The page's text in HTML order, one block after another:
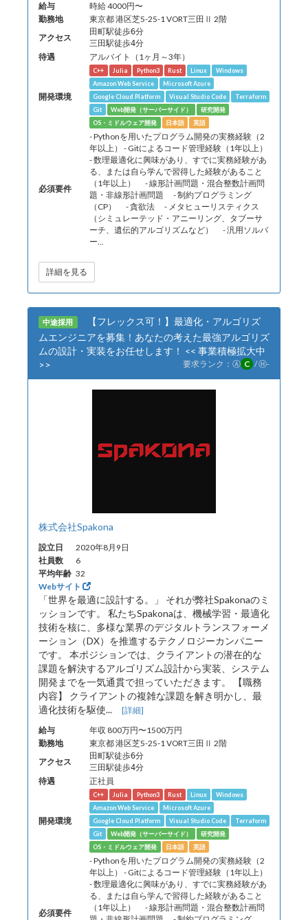
給与
時給 4000円〜
勤務地
東京都 港区芝5-25-1 VORT三田Ⅱ 2階
アクセス
田町駅徒歩6分
三田駅徒歩4分
待遇 アルバイト（1ヶ月～3年）
開発環境
C++ Julia Python3 Rust Linux
Windows
Amazon Web Service
Microsoft Azure
Google Cloud Platform
Visual Studio Code
Terraform
Git
Web開発（サーバーサイド）
研究開発
OS・ミドルウェア開発
日本語 英語
必須要件
- Pythonを用いたプログラム開発の実務経験（2
年以上） - Gitによるコード管理経験（1年以上）
- 数理最適化に興味があり、すでに実務経験があ
る、または自ら学んで習得した経験があること
（1年以上） - 線形計画問題・混合整数計画問
題・非線形計画問題 - 制約プログラミング
（CP） - 貪欲法 - メタヒューリスティクス
（シミュレーテッド・アニーリング、タブーサ
ーチ、遺伝的アルゴリズムなど） - 汎用ソルバ
ー...
詳細を見る
中途採用
【フレックス可！】最適化・アルゴリズ
ムエンジニアを募集！あなたの考えた最強アルゴリズ
ムの設計・実装をお任せします！ << 事業積極拡大中
>>
要求ランク： Ⓐ C /Ⓗ-
株式会社Spakona
設立日
2020年8月9日
社員数
6
平均年齢 32
Webサイト
「世界を最適に設計する。」 それが弊社Spakonaのミ
ッションです。 私たちSpakonaは、機械学習・最適化
技術を核に、多様な業界のデジタルトランスフォーメ
ーション（DX）を推進するテクノロジーカンパニー
です。 本ポジションでは、クライアントの潜在的な
課題を解決するアルゴリズム設計から実装、システム
開発までを一気通貫で担っていただきます。 【職務
内容】 クライアントの複雑な課題を解き明かし、最
適化技術を駆使... [詳細]
給与
年収 800万円〜1500万円
勤務地
東京都 港区芝5-25-1 VORT三田Ⅱ 2階
アクセス
田町駅徒歩6分
三田駅徒歩4分
待遇 正社員
開発環境
C++ Julia Python3 Rust Linux
Windows
Amazon Web Service
Microsoft Azure
Google Cloud Platform
Visual Studio Code
Terraform
Git
Web開発（サーバーサイド）
研究開発
OS・ミドルウェア開発
日本語 英語
必須要件
- Pythonを用いたプログラム開発の実務経験（2
年以上） - Gitによるコード管理経験（1年以上）
- 数理最適化に興味があり、すでに実務経験があ
る、または自ら学んで習得した経験があること
（1年以上） - 線形計画問題・混合整数計画問